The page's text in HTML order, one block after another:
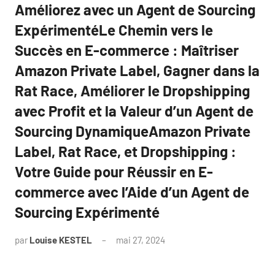
Améliorez avec un Agent de Sourcing
ExpérimentéLe Chemin vers le
Succès en E-commerce : Maîtriser
Amazon Private Label, Gagner dans la
Rat Race, Améliorer le Dropshipping
avec Profit et la Valeur d’un Agent de
Sourcing DynamiqueAmazon Private
Label, Rat Race, et Dropshipping :
Votre Guide pour Réussir en E-
commerce avec l’Aide d’un Agent de
Sourcing Expérimenté
par Louise KESTEL mai 27, 2024